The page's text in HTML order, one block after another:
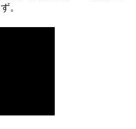
。